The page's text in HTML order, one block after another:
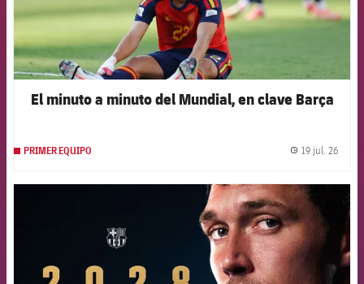
El minuto a minuto del Mundial, en clave Barça
PRIMER EQUIPO 19 jul. 26
FCB Barcelona badge